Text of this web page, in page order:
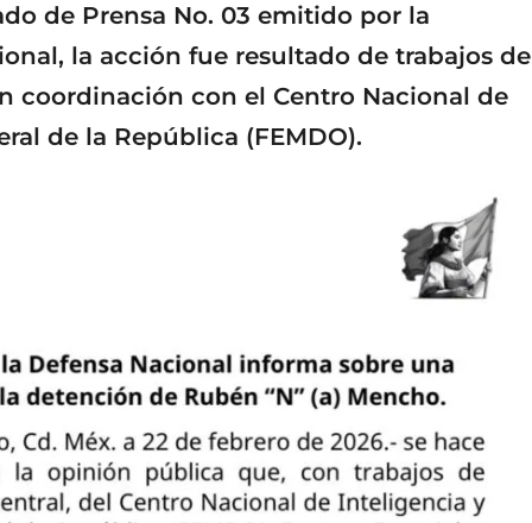
de Prensa No. 03 emitido por la
la acción fue resultado de trabajos de
coordinación con el Centro Nacional de
de la República (FEMDO).